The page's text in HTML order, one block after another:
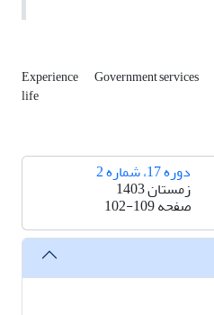
Experience Government services
life
دوره 17، شماره 2
زمستان 1403
صفحه102-109